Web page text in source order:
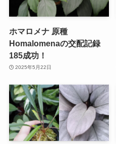
ホマロメナ 原種
Homalomenaの交配記録
185成功！
2025年5月22日